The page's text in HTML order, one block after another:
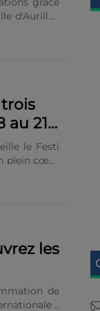
d'Aurillac
primés
les
au 21
le Festi
plein cœur
musique.
Originaire
assistance
les
de
: